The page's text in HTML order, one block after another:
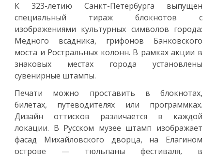
К 323-летию Санкт-Петербурга выпущен
специальный тираж блокнотов с
изображениями культурных символов города:
Медного всадника, грифонов Банковского
моста и Ростральных колонн. В рамках акции в
знаковых местах города установлены
сувенирные штампы.
Печати можно проставить в блокнотах,
билетах, путеводителях или программках.
Дизайн оттисков различается в каждой
локации. В Русском музее штамп изображает
фасад Михайловского дворца, на Елагином
острове — тюльпаны фестиваля, в